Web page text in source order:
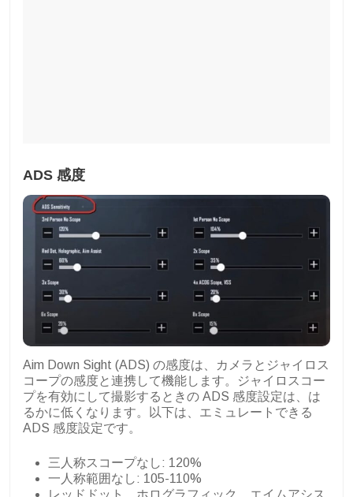
ADS 感度
Aim Down Sight (ADS) の感度は、カメラとジャイロス
コープの感度と連携して機能します。ジャイロスコー
プを有効にして撮影するときの ADS 感度設定は、は
るかに低くなります。以下は、エミュレートできる
ADS 感度設定です。
三人称スコープなし: 120%
一人称範囲なし: 105-110%